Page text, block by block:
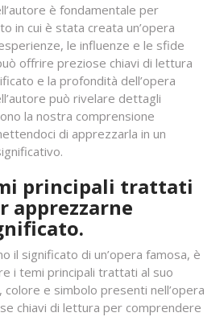
è fondamentale per
in cui è stata creata un’opera
le influenze e le sfide
offrire preziose chiavi di lettura
e la profondità dell’opera
può rivelare dettagli
la nostra comprensione
di apprezzarla in un
principali trattati
apprezzarne
il significato di un’opera famosa, è
i temi principali trattati al suo
e simbolo presenti nell’opera
chiavi di lettura per comprendere